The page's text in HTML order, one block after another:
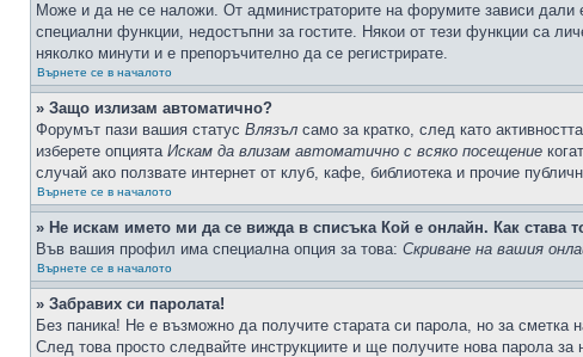
Може и да не се наложи. От администраторите на форумите зависи дали
специални функции, недостъпни за гостите. Някои от тези функции са
няколко минути и е препоръчително да се регистрирате.
Върнете се в началото
» Защо излизам автоматично?
Форумът пази вашия статус Влязъл само за кратко, след като
изберете опцията Искам да влизам автоматично с всяко посещение
случай ако ползвате интернет от клуб, кафе, библиотека и прочие
Върнете се в началото
» Не искам името ми да се вижда в списъка Кой е онлайн. Как става
Във вашия профил има специална опция за това: Скриване на вашия
Върнете се в началото
» Забравих си паролата!
Без паника! Не е възможно да получите старата си парола, но за
След това просто следвайте инструкциите и ще получите нова парола за